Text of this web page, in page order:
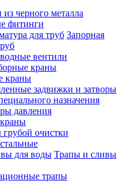
черного металла
фитинги
Запорная
вентили
краны
краны
задвижки и затворы
назначения
давления
очистки
Трапы и сливы
трапы